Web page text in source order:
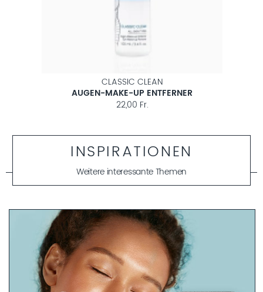
UNIVERSAL FACE CARE
GLÄTTENDES AUGENGEL
45,00 Fr.
INSPIRATIONEN
Weitere interessante Themen